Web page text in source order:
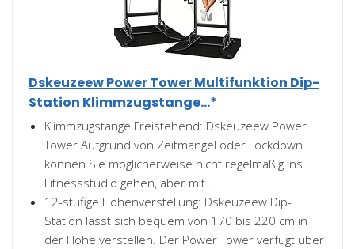
Dskeuzeew Power Tower Multifunktion Dip-
Station Klimmzugstange...*
Klimmzugstange Freistehend: Dskeuzeew Power
Tower Aufgrund von Zeitmangel oder Lockdown
können Sie möglicherweise nicht regelmäßig ins
Fitnessstudio gehen, aber mit...
12-stufige Höhenverstellung: Dskeuzeew Dip-
Station lässt sich bequem von 170 bis 220 cm in
der Höhe verstellen. Der Power Tower verfügt über